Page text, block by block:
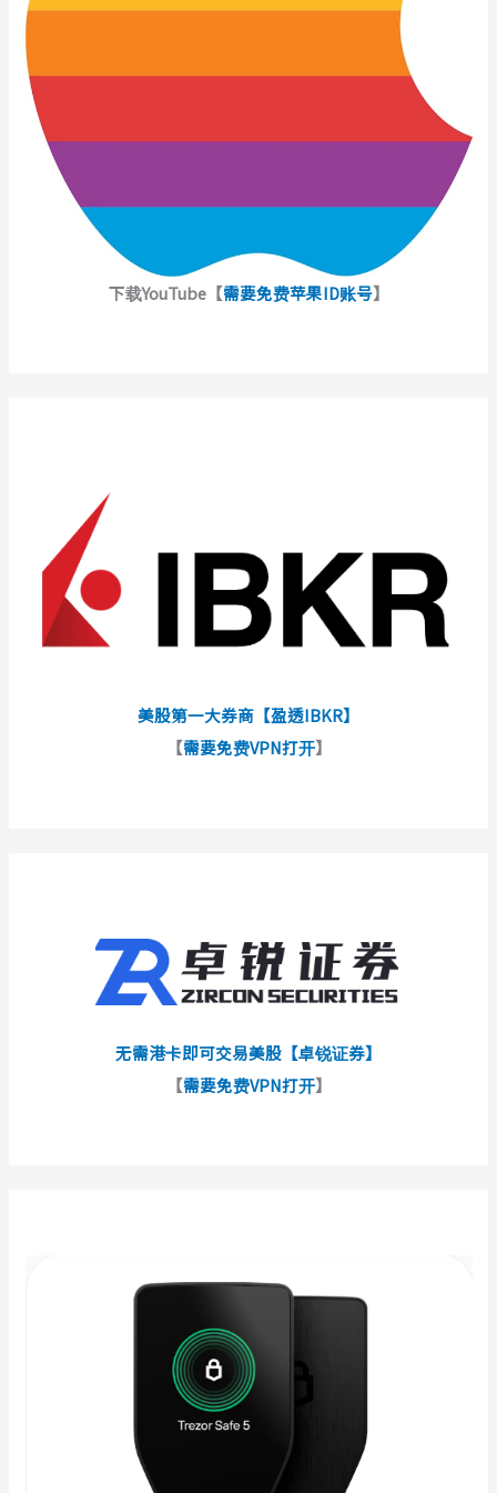
下载YouTube【需要免费苹果ID账号】
美股第一大券商【盈透IBKR】
【需要免费VPN打开】
无需港卡即可交易美股【卓锐证券】
【需要免费VPN打开】